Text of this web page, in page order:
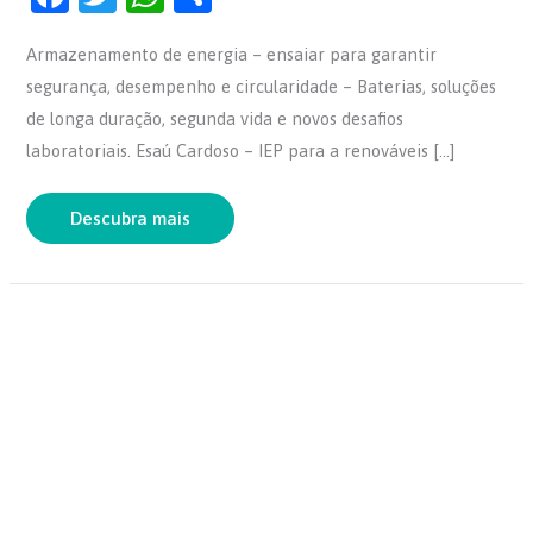
c
e
b
o
o
itt
er
at
s
A
p
p
ar
e
Armazenamento de energia – ensaiar para garantir
segurança, desempenho e circularidade – Baterias, soluções
de longa duração, segunda vida e novos desafios
laboratoriais. Esaú Cardoso – IEP para a renováveis […]
Descubra mais